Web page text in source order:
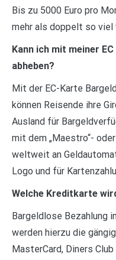
Bis zu 5000 Euro pro
mehr als doppelt so viel
Kann ich mit meiner
abheben?
Mit der EC-Karte
können Reisende ihre
Ausland für
mit dem „Maestro“-
weltweit an
Logo und für
Welche Kreditkarte
Bargeldlose Bezahlung
werden hierzu die
MasterCard, Diners